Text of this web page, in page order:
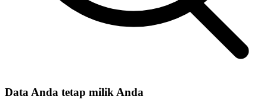
Data Anda tetap milik Anda